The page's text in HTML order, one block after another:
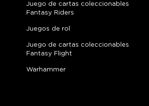
Juego de cartas coleccionables
Fantasy Riders
Juegos de rol
Juego de cartas coleccionables
Fantasy Flight
Warhammer